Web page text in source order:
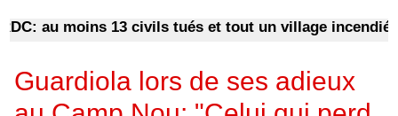
au moins 13 civils tués et tout un village incendié lors
Guardiola lors de ses adieux